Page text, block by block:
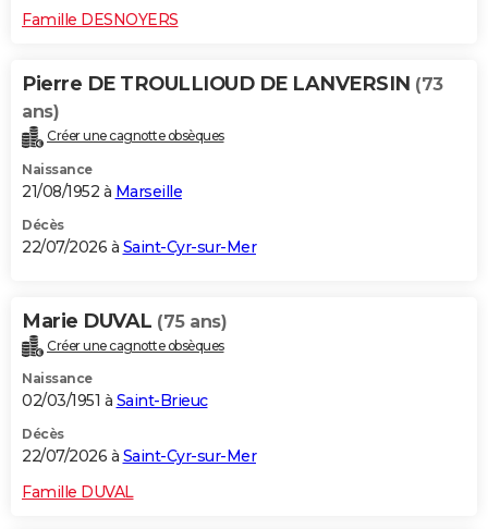
Famille DESNOYERS
Pierre DE TROULLIOUD DE LANVERSIN (73
ans)
Créer une cagnotte obsèques
Naissance
21/08/1952 à Marseille
Décès
22/07/2026 à Saint-Cyr-sur-Mer
Marie DUVAL (75 ans)
Créer une cagnotte obsèques
Naissance
02/03/1951 à Saint-Brieuc
Décès
22/07/2026 à Saint-Cyr-sur-Mer
Famille DUVAL